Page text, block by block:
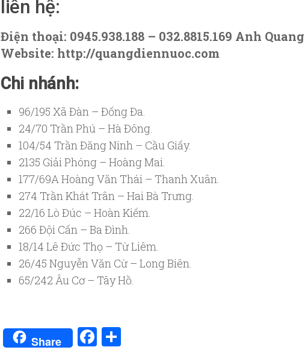
liên hệ:
Điện thoại: 0945.938.188 – 032.8815.169 Anh
Website: http://quangdiennuoc.com
Chi nhánh:
96/195 Xã Đàn – Đống Đa.
24/70 Trần Phú – Hà Đông.
104/54 Trần Đăng Ninh – Cầu Giấy.
2135 Giải Phóng – Hoàng Mai.
177/69A Hoàng Văn Thái – Thanh Xuân.
274 Trần Khát Trân – Hai Bà Trưng.
22/16 Lò Đúc – Hoàn Kiếm.
266 Đội Cấn – Ba Đình.
18/14 Lê Đức Thọ – Từ Liêm.
26/45 Nguyễn Văn Cừ – Long Biên.
65/242 Âu Cơ – Tây Hồ.
Share Facebook